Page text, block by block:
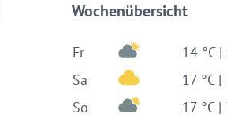
Wochenübersicht
Fr
14 °C |
Sa
17 °C |
So
17 °C |